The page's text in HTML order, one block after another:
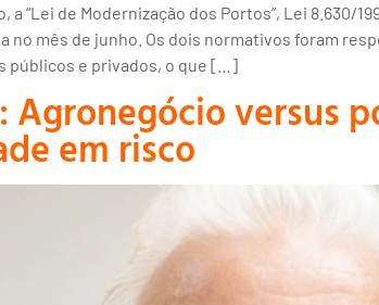
“Lei de Modernização dos Portos”, Lei 8.630/
no mês de junho. Os dois normativos foram
públicos e privados, o que […]
Agronegócio versus
em risco